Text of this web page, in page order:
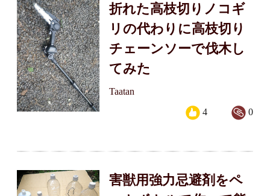
折れた高枝切りノコギ
リの代わりに高枝切り
チェーンソーで伐木し
てみた
Taatan
0
4
害獣用強力忌避剤をペ